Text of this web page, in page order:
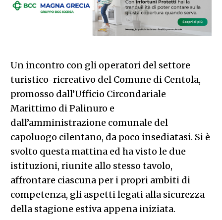
Un incontro con gli operatori del settore
turistico-ricreativo del Comune di Centola,
promosso dall’Ufficio Circondariale
Marittimo di Palinuro e
dall’amministrazione comunale del
capoluogo cilentano, da poco insediatasi. Si è
svolto questa mattina ed ha visto le due
istituzioni, riunite allo stesso tavolo,
affrontare ciascuna per i propri ambiti di
competenza, gli aspetti legati alla sicurezza
della stagione estiva appena iniziata.